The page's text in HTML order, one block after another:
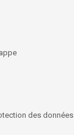
des données